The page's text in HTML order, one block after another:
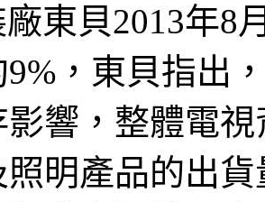
東貝2013年8
9% ，東貝指出
響，整體電
明產品的出